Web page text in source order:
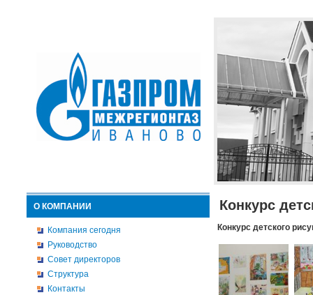
О КОМПАНИИ
Компания сегодня
Руководство
Совет директоров
Структура
Контакты
Конкурс
Конкурс детского